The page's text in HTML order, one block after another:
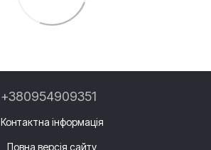
+380954909351
Контактна інформація
Повна версія сайту